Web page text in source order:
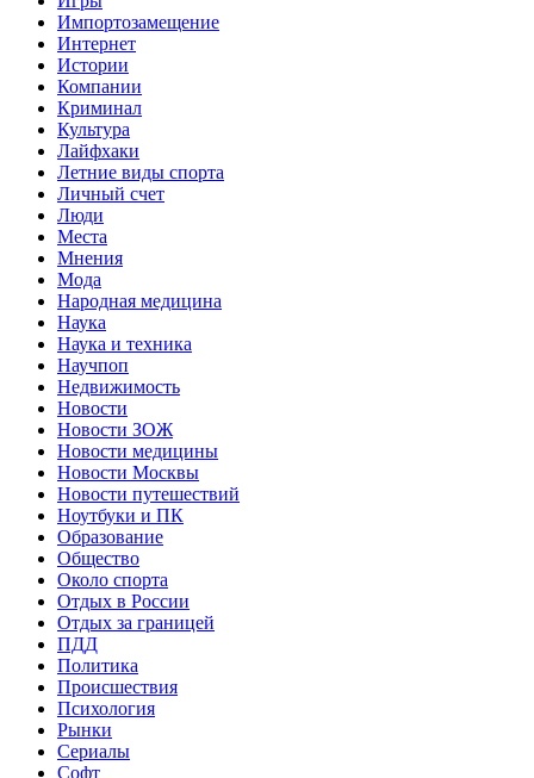
Импортозамещение
Интернет
Истории
Компании
Криминал
Культура
Лайфхаки
Летние виды спорта
Личный счет
Люди
Места
Мнения
Мода
Народная медицина
Наука
Наука и техника
Научпоп
Недвижимость
Новости
Новости ЗОЖ
Новости медицины
Новости Москвы
Новости путешествий
Ноутбуки и ПК
Образование
Общество
Около спорта
Отдых в России
Отдых за границей
ПДД
Политика
Происшествия
Психология
Рынки
Сериалы
Софт